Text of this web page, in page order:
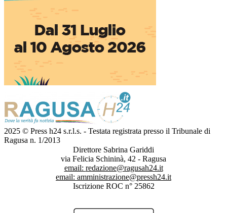
2025 © Press h24 s.r.l.s. - Testata registrata presso il Tribunale di
Ragusa n. 1/2013
Direttore Sabrina Gariddi
via Felicia Schininà, 42 - Ragusa
email: redazione@ragusah24.it
email: amministrazione@pressh24.it
Iscrizione ROC n° 25862